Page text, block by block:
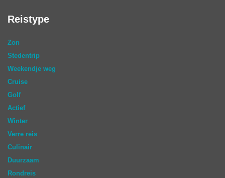
Reistype
Zon
Stedentrip
Weekendje weg
Cruise
Golf
Actief
Winter
Verre reis
Culinair
Duurzaam
Rondreis